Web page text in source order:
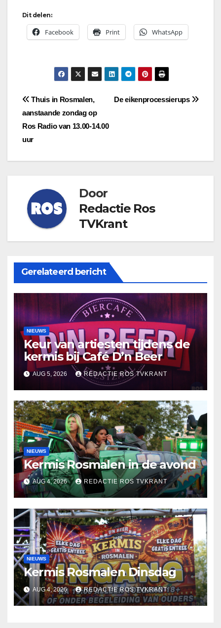
Dit delen:
Facebook Print WhatsApp
Bericht
navigatie
De eikenprocessierups
Thuis in Rosmalen,
aanstaande zondag op
Ros Radio van 13.00-14.00
uur
Door
Redactie Ros
TVKrant
Gerelateerd bericht
NIEUWS
Keur van artiesten tijdens de
kermis bij Café D’n Beer
AUG 5, 2026 REDACTIE ROS TVKRANT
NIEUWS
Kermis Rosmalen in de avond
AUG 4, 2026 REDACTIE ROS TVKRANT
NIEUWS
Kermis Rosmalen Dinsdag
AUG 4, 2026 REDACTIE ROS TVKRANT